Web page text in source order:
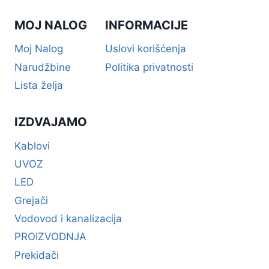
MOJ NALOG
Moj Nalog
Narudžbine
Lista želja
INFORMACIJE
Uslovi korišćenja
Politika privatnosti
IZDVAJAMO
Kablovi
UVOZ
LED
Grejači
Vodovod i kanalizacija
PROIZVODNJA
Prekidači